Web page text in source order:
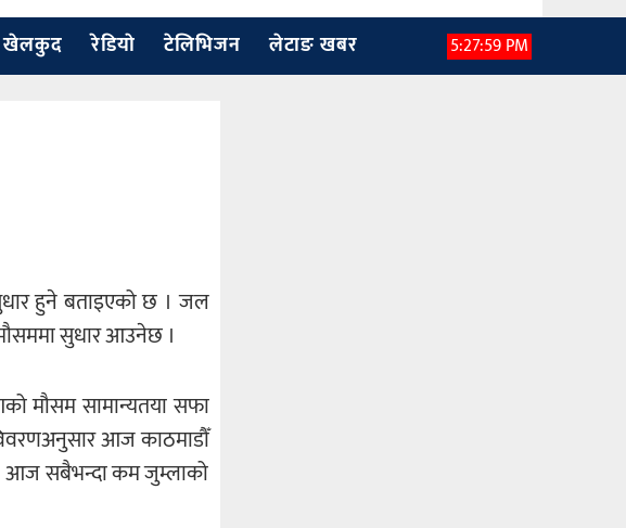
खेलकुद रेडियाे टेलिभिजन लेटाङ खबर 5:28:00 PM
हुने बताइएको छ । जल
सुधार आउनेछ ।
मौसम सामान्यतया सफा
आज काठमाडौँ
आज सबैभन्दा कम जुम्लाको